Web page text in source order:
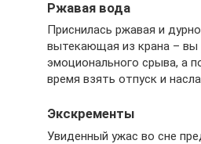
Ржавая вода
Приснилась ржавая и
вытекающая из крана – вы
эмоционального срыва, а
время взять отпуск и
Экскременты
Увиденный ужас во сне